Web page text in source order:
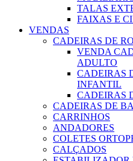
TALAS
FAIXAS E
VENDAS
CADEIRAS DE
VENDA
ADULTO
CADEIRAS
INFANTIL
CADEIRAS
CADEIRAS DE
CARRINHOS
ANDADORES
COLETES
CALÇADOS